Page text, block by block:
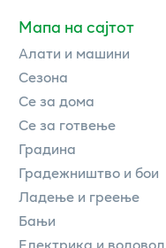
Мапа на сајтот
Алати и машини
Сезона
Се за дома
Се за готвење
Градина
Градежништво и бои
Ладење и греење
Бањи